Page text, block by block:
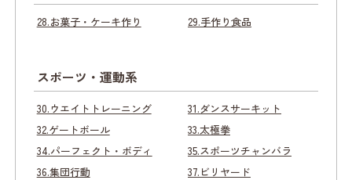
28.お菓子・ケーキ作り 29.手作り食品
スポーツ・運動系
30.ウエイトトレーニング
31.ダンスサーキット
32.ゲートボール
33.太極拳
34.パーフェクト・ボディ
35.スポーツチャンバラ
36.集団行動
37.ビリヤード